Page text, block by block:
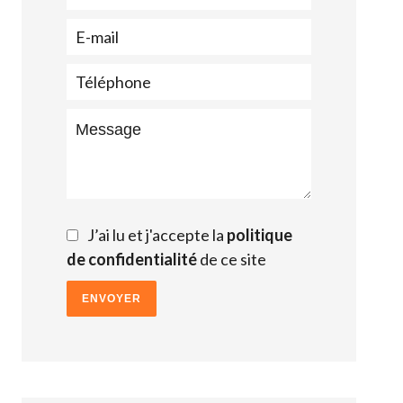
J’ai lu et j'accepte la politique
de confidentialitéde ce site
ENVOYER